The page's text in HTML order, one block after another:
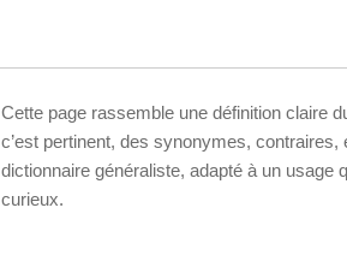
Cette page rassemble une définition claire
c’est pertinent, des synonymes,
dictionnaire généraliste, adapté à un
curieux.